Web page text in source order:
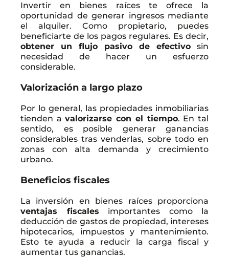
Invertir en bienes raíces te ofrece la
oportunidad de generar ingresos mediante
el alquiler. Como propietario, puedes
beneficiarte de los pagos regulares. Es decir,
obtener un flujo pasivo de efectivo sin
necesidad de hacer un esfuerzo
considerable.
Valorización a largo plazo
Por lo general, las propiedades inmobiliarias
tienden avalorizarse con el tiempo. En tal
sentido, es posible generar ganancias
considerables tras venderlas, sobre todo en
zonas con alta demanda y crecimiento
urbano.
Beneficios fiscales
La inversión en bienes raíces proporciona
ventajas fiscales importantes como la
deducción de gastos de propiedad, intereses
hipotecarios, impuestos y mantenimiento.
Esto te ayuda a reducir la carga fiscal y
aumentar tus ganancias.